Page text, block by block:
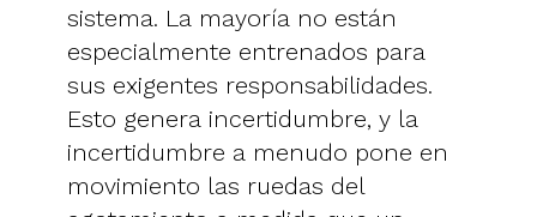
sistema. La mayoría no están
especialmente entrenados para
sus exigentes responsabilidades.
Esto genera incertidumbre, y la
incertidumbre a menudo pone en
movimiento las ruedas del